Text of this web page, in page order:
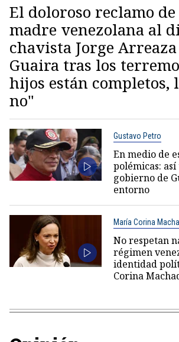
El doloroso reclamo
madre venezolana al
chavista Jorge
Guaira tras los
hijos están completos,
no"
Gustavo Petro
En medio de
polémicas:
gobierno de
entorno
María Corina
No respetan
régimen
identidad
Corina